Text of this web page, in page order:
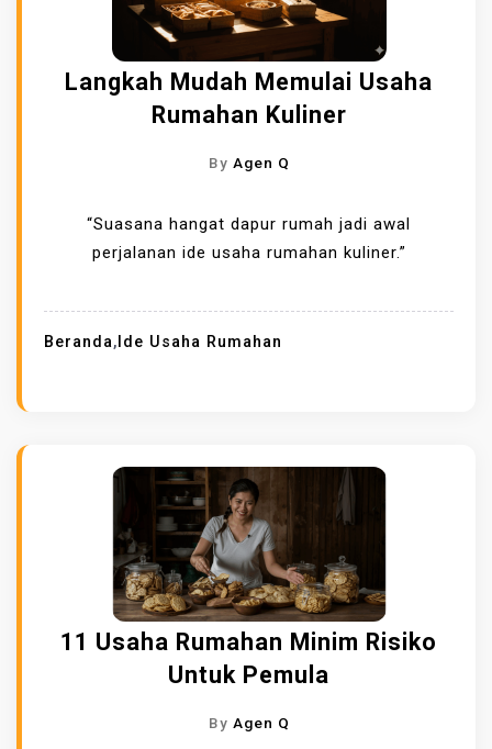
Langkah Mudah Memulai Usaha
Rumahan Kuliner
By Agen Q
“Suasana hangat dapur rumah jadi awal
perjalanan ide usaha rumahan kuliner.”
Beranda, Ide Usaha Rumahan
11 Usaha Rumahan Minim Risiko
Untuk Pemula
By Agen Q